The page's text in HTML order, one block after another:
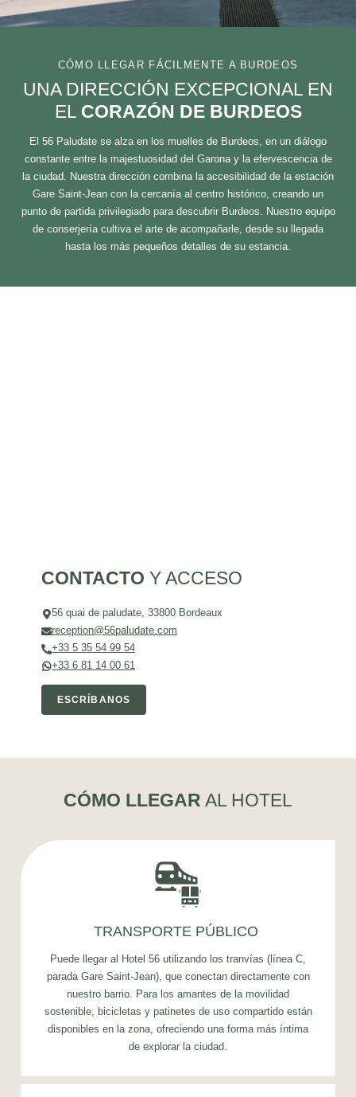
CÓMO LLEGAR FÁCILMENTE A BURDEOS
UNA DIRECCIÓN EXCEPCIONAL EN
EL CORAZÓN DE BURDEOS
El 56 Paludate se alza en los muelles de Burdeos, en un diálogo
constante entre la majestuosidad del Garona y la efervescencia de
la ciudad. Nuestra dirección combina la accesibilidad de la estación
Gare Saint-Jean con la cercanía al centro histórico, creando un
punto de partida privilegiado para descubrir Burdeos. Nuestro equipo
de conserjería cultiva el arte de acompañarle, desde su llegada
hasta los más pequeños detalles de su estancia.
CONTACTO Y ACCESO
56 quai de paludate, 33800 Bordeaux
reception@56paludate.com
+33 5 35 54 99 54
+33 6 81 14 00 61
ESCRÍBANOS
CÓMO LLEGAR AL HOTEL
TRANSPORTE PÚBLICO
Puede llegar al Hotel 56 utilizando los tranvías (línea C,
parada Gare Saint-Jean), que conectan directamente con
nuestro barrio. Para los amantes de la movilidad
sostenible, bicicletas y patinetes de uso compartido están
disponibles en la zona, ofreciendo una forma más íntima
de explorar la ciudad.